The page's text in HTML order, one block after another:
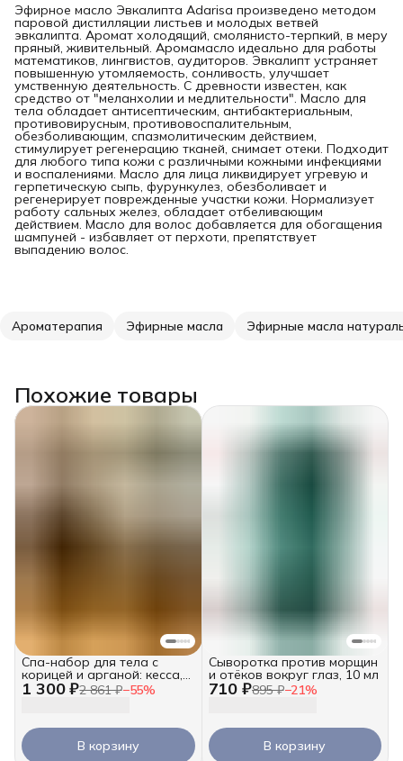
Эфирное масло Эвкалипта Adarisa произведено методом
паровой дистилляции листьев и молодых ветвей
эвкалипта. Аромат холодящий, смолянисто-терпкий, в меру
пряный, живительный. Аромамасло идеально для работы
математиков, лингвистов, аудиторов. Эвкалипт устраняет
повышенную утомляемость, сонливость, улучшает
умственную деятельность. С древности известен, как
средство от "меланхолии и медлительности". Масло для
тела обладает антисептическим, антибактериальным,
противовирусным, противовоспалительным,
обезболивающим, спазмолитическим действием,
стимулирует регенерацию тканей, снимает отеки. Подходит
для любого типа кожи с различными кожными инфекциями
и воспалениями. Масло для лица ликвидирует угревую и
герпетическую сыпь, фурункулез, обезболивает и
регенерирует поврежденные участки кожи. Нормализует
работу сальных желез, обладает отбеливающим
действием. Масло для волос добавляется для обогащения
шампуней - избавляет от перхоти, препятствует
выпадению волос.
Ароматерапия Эфирные масла Эфирные масла
Похожие товары
1 300 ₽2 861 ₽−55%
Спа-набор для тела с
корицей и арганой: кесса,
скраб и крем-баттер 2х250
мл
В корзину
710 ₽895 ₽−21%
Сыворотка против морщин
и отёков вокруг глаз, 10 мл
В корзину